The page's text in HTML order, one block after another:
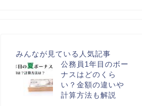
みんなが見ている人気記事
公務員1年目のボー
ナスはどのくら
い？金額の違いや
計算方法も解説